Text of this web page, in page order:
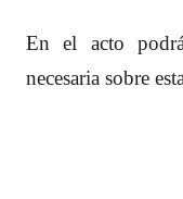
En el acto
necesaria sobre